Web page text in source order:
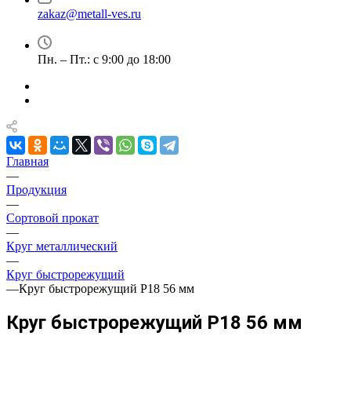
zakaz@metall-ves.ru
Пн. – Пт.: с 9:00 до 18:00
Главная
—
Продукция
—
Сортовой прокат
—
Круг металлический
—
Круг быстрорежущий
—Круг быстрорежущий Р18 56 мм
Круг быстрорежущий Р18 56 мм